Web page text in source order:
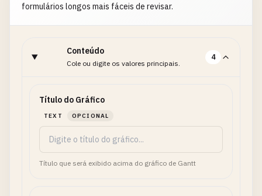
formulários longos mais fáceis de revisar.
Conteúdo
Cole ou digite os valores principais.
4
Título do Gráfico
TEXT OPCIONAL
Título que será exibido acima do gráfico de Gantt